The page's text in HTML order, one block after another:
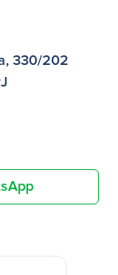
330/202